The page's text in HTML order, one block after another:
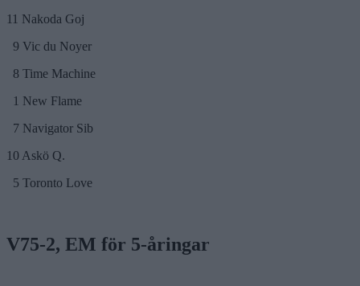
11 Nakoda Goj
9 Vic du Noyer
8 Time Machine
1 New Flame
7 Navigator Sib
10 Askö Q.
5 Toronto Love
V75-2, EM för 5-åringar